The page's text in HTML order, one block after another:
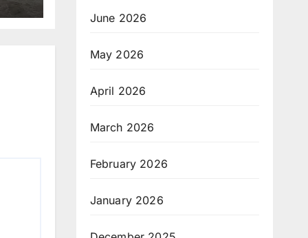
June 2026
May 2026
April 2026
March 2026
February 2026
January 2026